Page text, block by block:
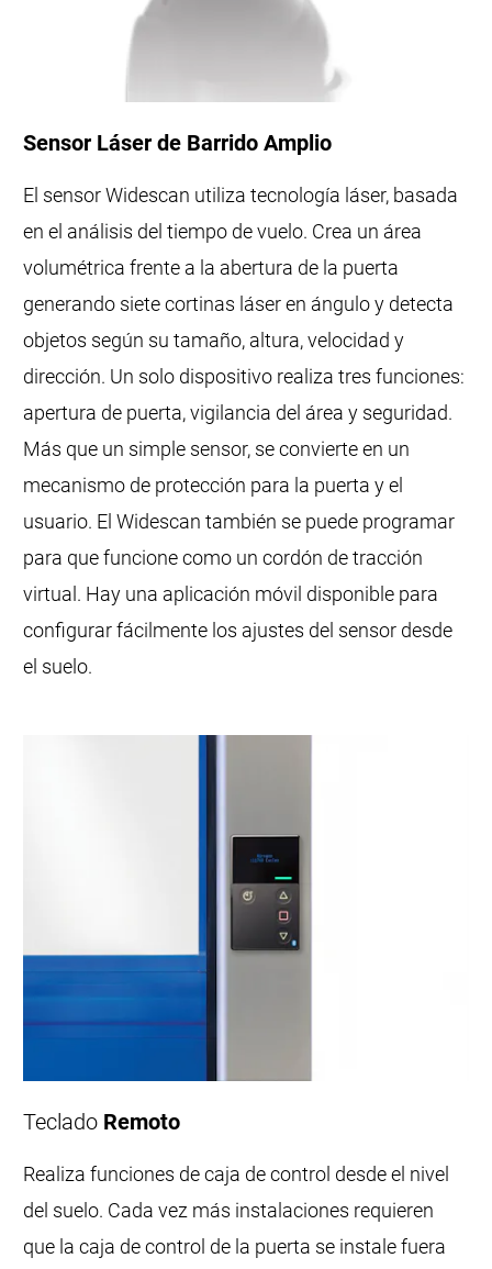
Sensor Láser de Barrido Amplio
El sensor Widescan utiliza tecnología láser, basada
en el análisis del tiempo de vuelo. Crea un área
volumétrica frente a la abertura de la puerta
generando siete cortinas láser en ángulo y detecta
objetos según su tamaño, altura, velocidad y
dirección. Un solo dispositivo realiza tres funciones:
apertura de puerta, vigilancia del área y seguridad.
Más que un simple sensor, se convierte en un
mecanismo de protección para la puerta y el
usuario. El Widescan también se puede programar
para que funcione como un cordón de tracción
virtual. Hay una aplicación móvil disponible para
configurar fácilmente los ajustes del sensor desde
el suelo.
Teclado Remoto
Realiza funciones de caja de control desde el nivel
del suelo. Cada vez más instalaciones requieren
que la caja de control de la puerta se instale fuera